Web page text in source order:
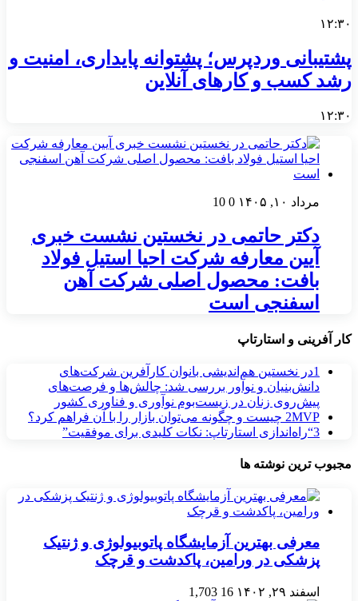
۱۲:۳۰
پشتیبانی وردپرس؛ پشتوانه پایداری، امنیت و
رشد کسب‌ و کارهای آنلاین
۱۲:۳۰
مرداد ۱۰, ۱۴۰۵ 0
10
دکتر حاتمی در نخستین نشست خبری
آیین معارفه شرکت احیا استیل فولاد
بافت: محصول اصلی شرکت آهن
اسفنجی است
کار آفرینی و استارتاپ
1در نخستین هم‌اندیشی بانوان کارآفرین شرکت‌های
دانش‌بنیان و نوآور بررسی شد: چالش‌ها و فرصت‌های
پیش‌روی زنان در زیست‌بوم نوآوری و فناوری کشور
2MVP چیست و چگونه می‌توان بازار را با آن فراهم کرد؟
3“راه‌اندازی استارتاپ: نکات کلیدی برای موفقیت”
مجبوب ترین نوشته ها
معرفی بهترین آزمایشگاه پاتوبیولوژی و ژنتیک
پزشکی در ورامین، پاکدشت و قرچک
اسفند ۲۹, ۱۴۰۲ 16
1,703